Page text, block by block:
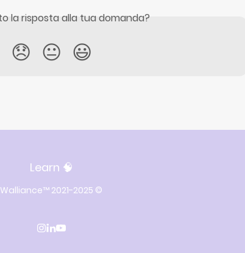
la risposta alla tua domanda?
😞 😐 😃
Learn 🧠
Walliance™ 2021-2025 ©